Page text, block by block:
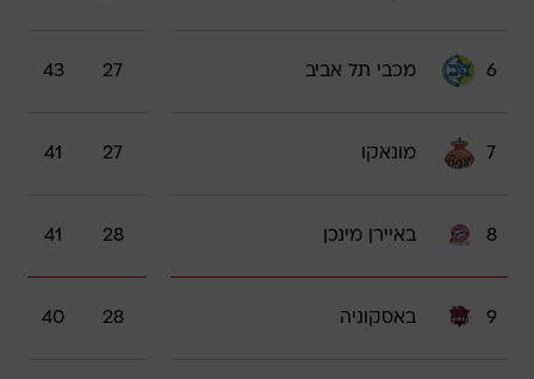
6 מכבי תל אביב 27
43
7 מונאקו 27
41
8 באיירן מינכן 28
41
9 באסקוניה 28
40